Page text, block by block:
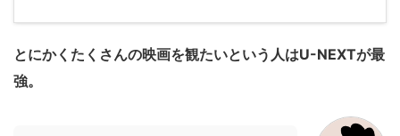
とにかくたくさんの映画を観たいという人はU-NEXTが最
強。